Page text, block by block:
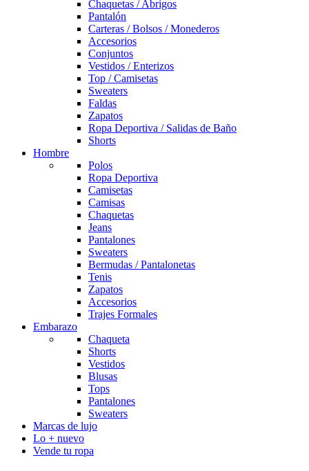
Chaquetas / Abrigos
Pantalón
Carteras / Bolsos / Monederos
Accesorios
Conjuntos
Vestidos / Enterizos
Top / Camisetas
Sweaters
Faldas
Zapatos
Ropa Deportiva / Salidas de Baño
Shorts
Hombre
Polos
Ropa Deportiva
Camisetas
Camisas
Chaquetas
Jeans
Pantalones
Sweaters
Bermudas / Pantalonetas
Tenis
Zapatos
Accesorios
Trajes Formales
Embarazo
Chaqueta
Shorts
Vestidos
Blusas
Tops
Pantalones
Sweaters
Marcas de lujo
Lo + nuevo
Vende tu ropa